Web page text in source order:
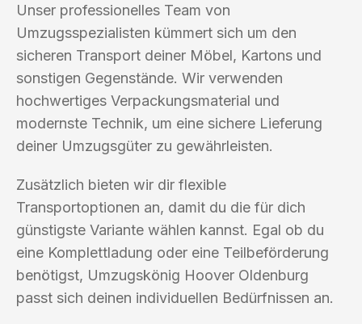
Unser professionelles Team von
Umzugsspezialisten kümmert sich um den
sicheren Transport deiner Möbel, Kartons und
sonstigen Gegenstände. Wir verwenden
hochwertiges Verpackungsmaterial und
modernste Technik, um eine sichere Lieferung
deiner Umzugsgüter zu gewährleisten.
Zusätzlich bieten wir dir flexible
Transportoptionen an, damit du die für dich
günstigste Variante wählen kannst. Egal ob du
eine Komplettladung oder eine Teilbeförderung
benötigst, Umzugskönig Hoover Oldenburg
passt sich deinen individuellen Bedürfnissen an.